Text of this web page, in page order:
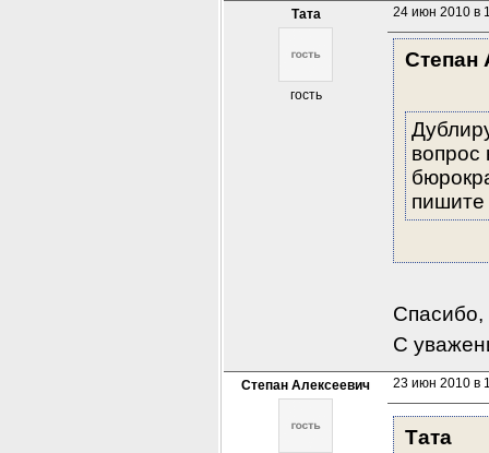
Тата
гость
24 июн 2010 в
Степан
вопрос
Спасибо,
С
Степан Алексеевич 23 июн 2010 в
Тата